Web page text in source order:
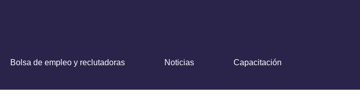
Bolsa de empleo y reclutadoras Noticias Capacitación